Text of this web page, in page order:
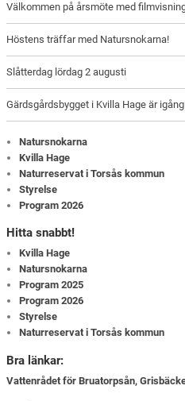
Välkommen på årsmöte med
Höstens träffar med Natursnokarna!
Slåtterdag lördag 2 augusti
Gärdsgårdsbygget i Kvilla Hage är
Natursnokarna
Kvilla Hage
Naturreservat i Torsås kommun
Styrelse
Program 2026
Hitta snabbt!
Kvilla Hage
Natursnokarna
Program 2025
Program 2026
Styrelse
Naturreservat i Torsås kommun
Bra länkar:
Vattenrådet för Bruatorpsån,